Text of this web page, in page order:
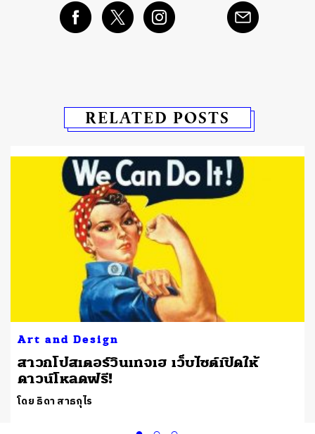
RELATED POSTS
Art and Design
สาวกโปสเตอร์วินเทจเฮ เว็บไซต์เปิดให้
ดาวน์โหลดฟรี!
โดย ธิดา สาธกุไร